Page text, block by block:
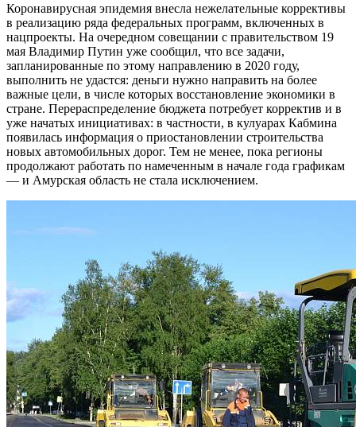
Коронавирусная эпидемия внесла нежелательные коррективы
в реализацию ряда федеральных программ, включенных в
нацпроекты. На очередном совещании с правительством 19
мая Владимир Путин уже сообщил, что все задачи,
запланированные по этому направлению в 2020 году,
выполнить не удастся: деньги нужно направить на более
важные цели, в числе которых восстановление экономики в
стране. Перераспределение бюджета потребует корректив и в
уже начатых инициативах: в частности, в кулуарах Кабмина
появилась информация о приостановлении строительства
новых автомобильных дорог. Тем не менее, пока регионы
продолжают работать по намеченным в начале года графикам
— и Амурская область не стала исключением.